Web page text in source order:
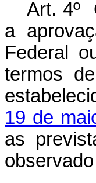
Art. 4º
a
Federal
termos
19 de
as